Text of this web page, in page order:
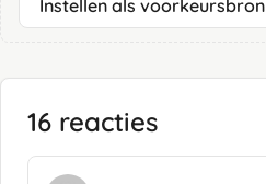
Instellen als voorkeursbron
16 reacties